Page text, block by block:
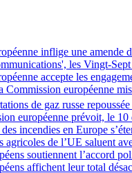
inflige une amende
les Vingt-
accepte les
Commission européenne
de gaz russe repoussée
européenne prévoit, le 10
incendies en Europe
agricoles de l’UE saluent
soutiennent l’accord
affichent leur total